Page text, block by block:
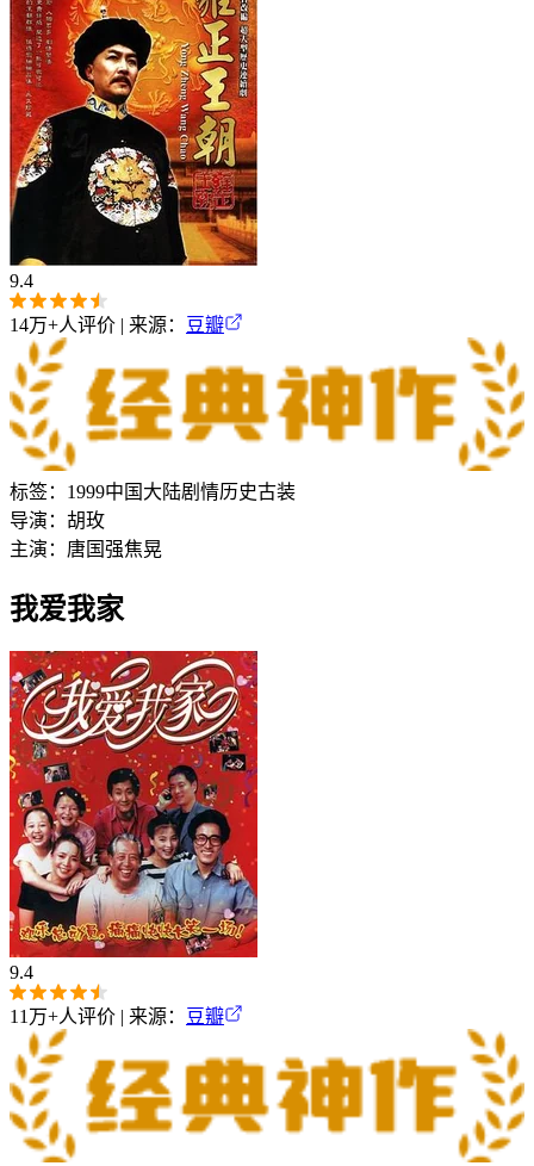
9.4
14万+人评价 | 来源： 豆瓣
标签： 1999中国大陆剧情历史古装
导演： 胡玫
主演： 唐国强焦晃
我爱我家
9.4
11万+人评价 | 来源： 豆瓣